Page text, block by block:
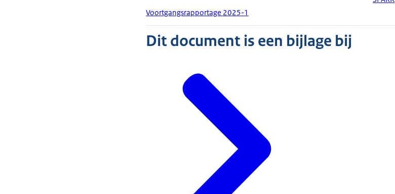
Voortgangsrapportage 2025-1
Dit document is een bijlage bij